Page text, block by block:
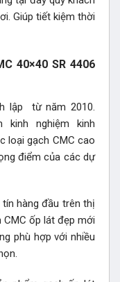
Giúp tiết kiệm thời
40×40 SR 4406
lập từ năm 2010.
nghiệm kinh
loại gạch CMC cao
điểm của các dự
tín hàng đầu trên thị
ốp lát đẹp mới
phù hợp với nhiều